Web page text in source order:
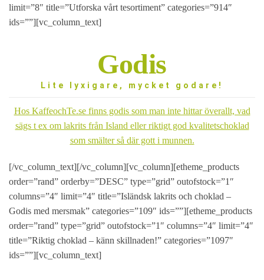
limit=”8″ title=”Utforska vårt tesortiment” categories=”914″
ids=””][vc_column_text]
Godis
Lite lyxigare, mycket godare!
Hos KaffeochTe.se finns godis som man inte hittar överallt, vad
sägs t ex om lakrits från Island eller riktigt god kvalitetschoklad
som smälter så där gott i munnen.
[/vc_column_text][/vc_column][vc_column][etheme_products
order=”rand” orderby=”DESC” type=”grid” outofstock=”1″
columns=”4″ limit=”4″ title=”Isländsk lakrits och choklad –
Godis med mersmak” categories=”109″ ids=””][etheme_products
order=”rand” type=”grid” outofstock=”1″ columns=”4″ limit=”4″
title=”Riktig choklad – känn skillnaden!” categories=”1097″
ids=””][vc_column_text]